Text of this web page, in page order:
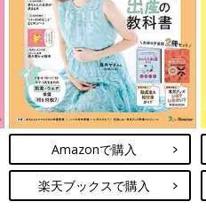
Amazonで購入
楽天ブックスで購入